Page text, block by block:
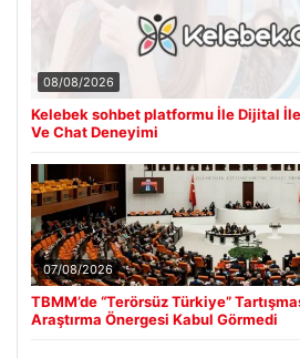
08/08/2026
Kelebek sohbet platformu İle Dijital
Ve Chat Deneyimi
07/08/2026
TBMM’de “Terörsüz Türkiye”
Araştırma Önergesi Kabul Görmedi